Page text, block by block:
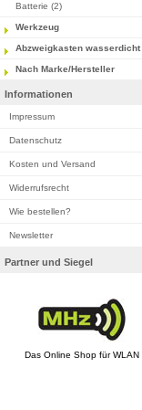
Batterie (2)
Werkzeug
Abzweigkasten wasserdicht
Nach Marke/Hersteller
Informationen
Impressum
Datenschutz
Kosten und Versand
Widerrufsrecht
Wie bestellen?
Newsletter
Partner und Siegel
Das Online Shop für WLAN